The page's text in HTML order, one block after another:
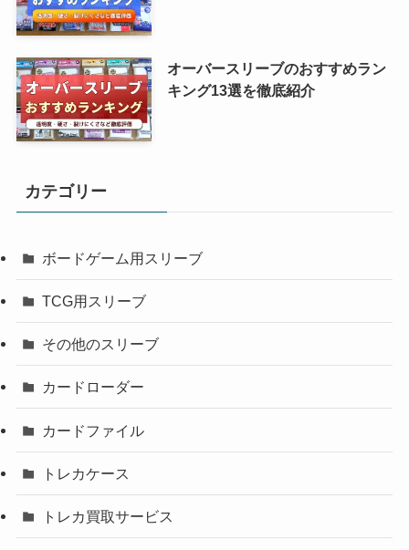
オーバースリーブのおすすめラン
キング13選を徹底紹介
カテゴリー
ボードゲーム用スリーブ
TCG用スリーブ
その他のスリーブ
カードローダー
カードファイル
トレカケース
トレカ買取サービス